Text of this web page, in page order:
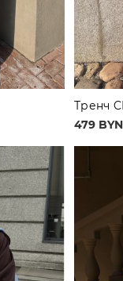
Тренч
479 BYN